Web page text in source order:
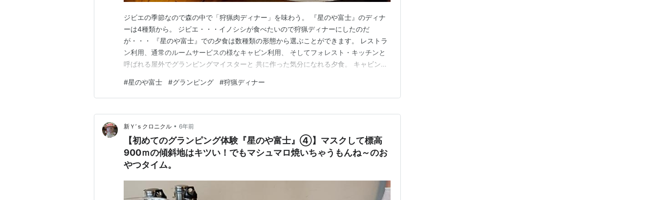
ジビエの季節なので森の中で「狩猟肉ディナー」を味わう。 『星のや富士』のディナ
ーは4種類から。 ジビエ・・・イノシシが食べたいので狩猟ディナーにしたのだ
が・・・ 『星のや富士』での夕食は数種類の形態から選ぶことができます。 レストラ
ン利用、通常のルームサービスの様なキャビン利用、 そしてフォレスト・キッチンと
呼ばれる屋外でグランピングマイスターと 共に作った気分になれる夕食。 キャビンに
いのものを持ち込んでキャビンで夕食という事は可能だ。 せっかくのめでたきグラン
ピングデビューなので、 奮発してフォレストキッチンで…
#星のや富士 #グランピング #狩猟ディナー
新Ｙ’ｓクロニクル • 6年前
【初めてのグランピング体験『星のや富士』④】マスクして標高
900ｍの傾斜地はキツい！でもマシュマロ焼いちゃうもんね～のお
やつタイム。